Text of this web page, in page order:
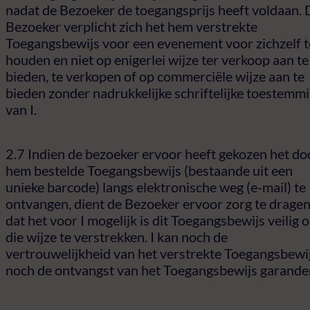
nadat de Bezoeker de toegangsprijs heeft voldaan.
Bezoeker verplicht zich het hem verstrekte
Toegangsbewijs voor een evenement voor zichzelf
houden en niet op enigerlei wijze ter verkoop aan te
bieden, te verkopen of op commerciële wijze aan te
bieden zonder nadrukkelijke schriftelijke
van I.
2.7 Indien de bezoeker ervoor heeft gekozen het
hem bestelde Toegangsbewijs (bestaande uit een
unieke barcode) langs elektronische weg (e-mail) te
ontvangen, dient de Bezoeker ervoor zorg te dragen
dat het voor I mogelijk is dit Toegangsbewijs veilig
die wijze te verstrekken. I kan noch de
vertrouwelijkheid van het verstrekte
noch de ontvangst van het Toegangsbewijs